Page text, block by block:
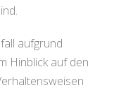
aufgrund
Hinblick auf den